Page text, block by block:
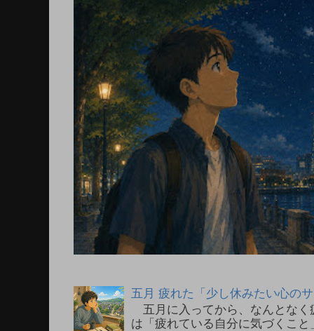
五月 疲れた「少し休みたい心の
五月に入ってから、なんとなく
は「疲れている自分に気づくこ